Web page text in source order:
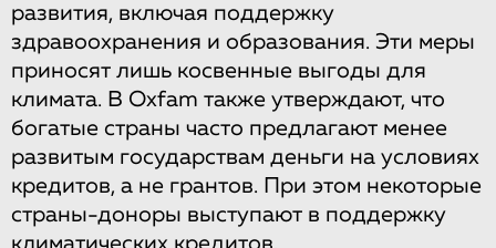
развития, включая поддержку
здравоохранения и образования. Эти меры
приносят лишь косвенные выгоды для
климата. В Oxfam также утверждают, что
богатые страны часто предлагают менее
развитым государствам деньги на условиях
кредитов, а не грантов. При этом некоторые
страны-доноры выступают в поддержку
климатических кредитов.